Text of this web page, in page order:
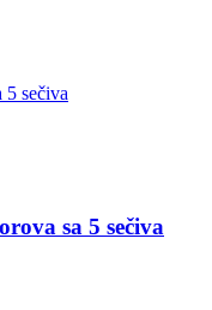
sa 5 sečiva